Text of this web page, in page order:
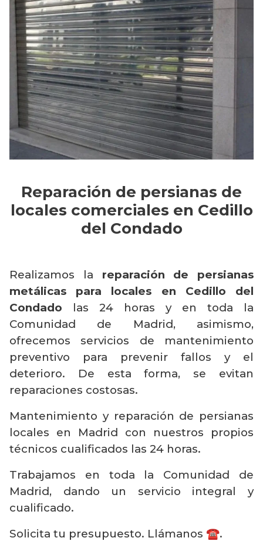
Reparación de persianas de
locales comerciales en Cedillo
del Condado
Realizamos la reparación de persianas
metálicas para locales en Cedillo del
Condado las 24 horas y en toda la
Comunidad de Madrid, asimismo,
ofrecemos servicios de mantenimiento
preventivo para prevenir fallos y el
deterioro. De esta forma, se evitan
reparaciones costosas.
Mantenimiento y reparación de persianas
locales en Madrid con nuestros propios
técnicos cualificados las 24 horas.
Trabajamos en toda la Comunidad de
Madrid, dando un servicio integral y
cualificado.
Solicita tu presupuesto. Llámanos ☎️.